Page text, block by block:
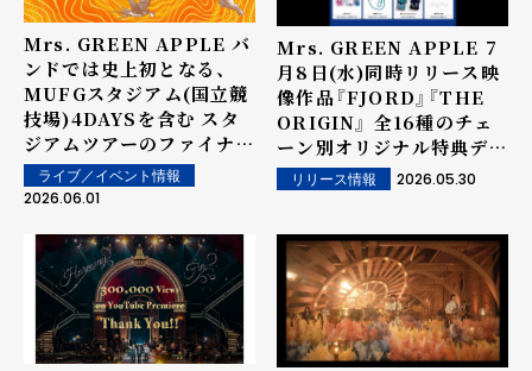
Mrs. GREEN APPLE バ
ンドでは史上初となる、
MUFGスタジアム(国立競
技場)4DAYSを含む スタ
ジアムツアーのファイナ
ル、7月5日(日)の公演を
全国300館以上の映画館で
各配信プラットフォームで
の生配信が決定！
ライブ／イベント情報
2026.06.01
Mrs. GREEN APPLE 7
月8日(水)同時リリース映
像作品『FJORD』『THE
ORIGIN』 全16種のチェ
ーン別オリジナル特典デザ
インを公開！
リリース情報 2026.05.30